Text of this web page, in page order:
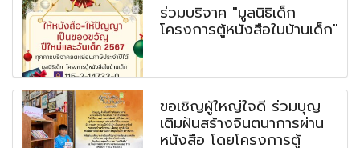
ร่วมบริจาค "มูลนิธิเด็ก
โครงการตู้หนังสือในบ้านเด็ก"
ขอเชิญผู้ใหญ่ใจดี ร่วมบุญ
เติมฝันสร้างจินตนาการผ่าน
หนังสือ โดยโครงการตู้